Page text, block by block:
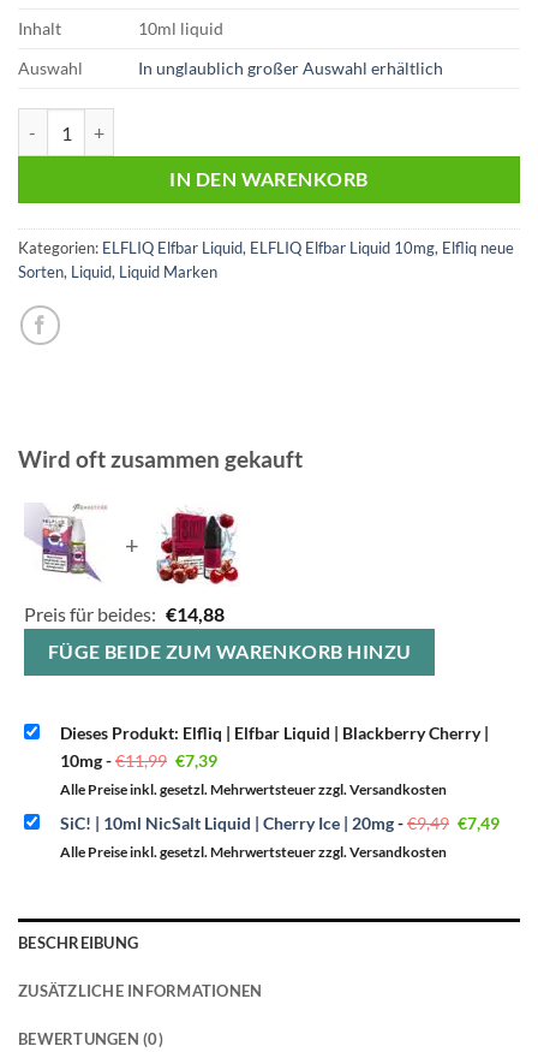
Inhalt
10ml liquid
Auswahl
In unglaublich großer Auswahl erhältlich
IN DEN WARENKORB
Kategorien: ELFLIQ Elfbar Liquid, ELFLIQ Elfbar Liquid 10mg, Elfliq neue
Sorten, Liquid, Liquid Marken
Wird oft zusammen gekauft
+
Preis für beides: €14,88
FÜGE BEIDE ZUM WARENKORB HINZU
Dieses Produkt: Elfliq | Elfbar Liquid | Blackberry Cherry |
10mg-€11,99 Ursprünglicher
Preis
war:
€7,39Aktueller
ist:
Alle Preise inkl. gesetzl. Mehrwertsteuer zzgl. Versandkosten
SiC! | 10ml NicSalt Liquid | Cherry Ice | 20mg-€9,49 Preis
€7,49
Alle Preise inkl. gesetzl. Mehrwertsteuer zzgl. Versandkosten
BESCHREIBUNG
ZUSÄTZLICHE INFORMATIONEN
BEWERTUNGEN (0)